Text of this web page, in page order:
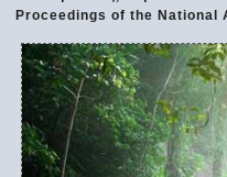
Proceedings of the National